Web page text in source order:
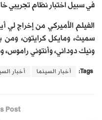
في سبيل اختبار نظام تجريبي
الفيلم الأميركي من ﺇﺧﺮاﺝ لي
سميث، ومايكل كرايتون، ومن
ونيك دوداني، وأنتوني راموس،
Tags: أخبار السينما أخبار
Post